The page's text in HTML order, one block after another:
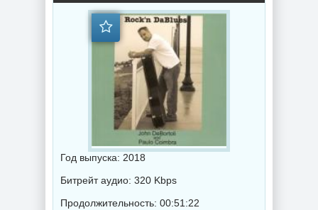
Год выпуска: 2018
Битрейт аудио: 320 Kbps
Продолжительность: 00:51:22